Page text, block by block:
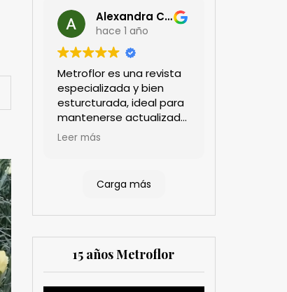
Alexandra Castillo
hace 1 año
Metroflor es una revista
especializada y bien
esturcturada, ideal para
mantenerse actualizado
en el sector floricultor.
estratégica, las
sector así como los
cubrimientos de los
eventos sociales de las
compañías. Es una
Leer más
Carga más
15 años Metroflor